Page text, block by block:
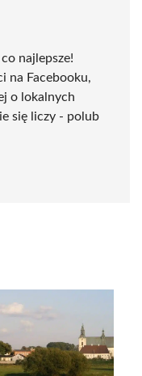
najlepsze!
na Facebooku,
o lokalnych
się liczy - polub